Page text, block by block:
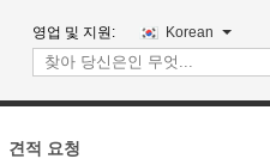
영업 및 지원: Korean
견적 요청